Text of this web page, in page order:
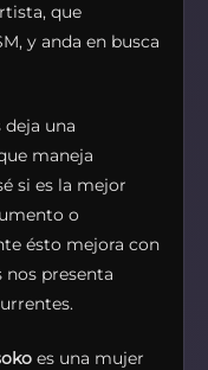
que
y anda en busca
una
maneja
si es la mejor
o
ésto mejora con
nos presenta
es una mujer